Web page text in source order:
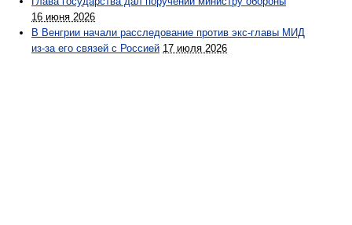
16 июня 2026
В Венгрии начали расследование против экс-главы МИД
из-за его связей с Россией 17 июля 2026